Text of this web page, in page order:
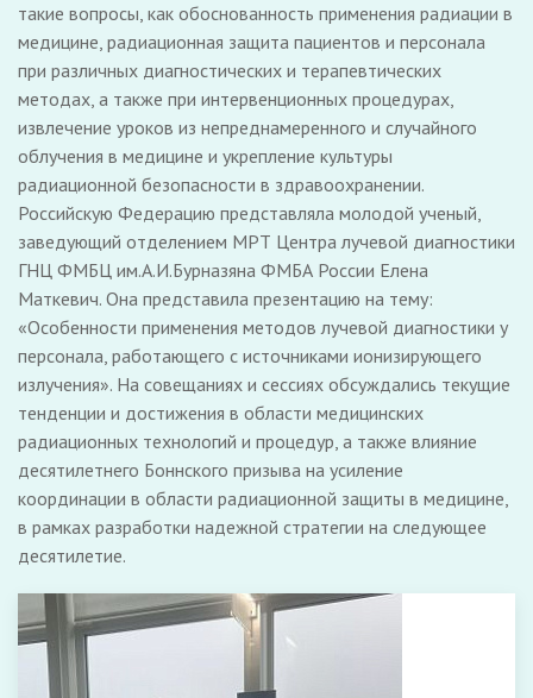
такие вопросы, как обоснованность применения радиации в
медицине, радиационная защита пациентов и персонала
при различных диагностических и терапевтических
методах, а также при интервенционных процедурах,
извлечение уроков из непреднамеренного и случайного
облучения в медицине и укрепление культуры
радиационной безопасности в здравоохранении.
Российскую Федерацию представляла молодой ученый,
заведующий отделением МРТ Центра лучевой диагностики
ГНЦ ФМБЦ им.А.И.Бурназяна ФМБА России Елена
Маткевич. Она представила презентацию на тему:
«Особенности применения методов лучевой диагностики у
персонала, работающего с источниками ионизирующего
излучения». На совещаниях и сессиях обсуждались текущие
тенденции и достижения в области медицинских
радиационных технологий и процедур, а также влияние
десятилетнего Боннского призыва на усиление
координации в области радиационной защиты в медицине,
в рамках разработки надежной стратегии на следующее
десятилетие.